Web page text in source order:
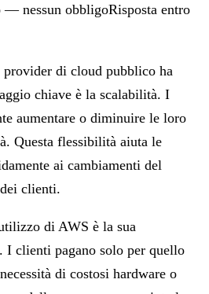
— nessun obbligoRisposta entro
di cloud pubblico ha
chiave è la scalabilità. I
aumentare o diminuire le loro
Questa flessibilità aiuta le
ai cambiamenti del
clienti.
di AWS è la sua
I clienti pagano solo per quello
di costosi hardware o